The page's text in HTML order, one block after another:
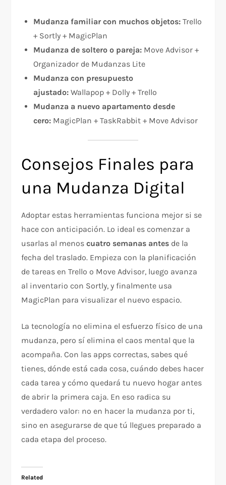
Mudanza familiar con muchos objetos: Trello
+ Sortly + MagicPlan
Mudanza de soltero o pareja: Move Advisor +
Organizador de Mudanzas Lite
Mudanza con presupuesto
ajustado: Wallapop + Dolly + Trello
Mudanza a nuevo apartamento desde
cero: MagicPlan + TaskRabbit + Move Advisor
Consejos Finales para
una Mudanza Digital
Adoptar estas herramientas funciona mejor si se
hace con anticipación. Lo ideal es comenzar a
usarlas al menoscuatro semanas antes de la
fecha del traslado. Empieza con la planificación
de tareas en Trello o Move Advisor, luego avanza
al inventario con Sortly, y finalmente usa
MagicPlan para visualizar el nuevo espacio.
La tecnología no elimina el esfuerzo físico de una
mudanza, pero sí elimina el caos mental que la
acompaña. Con las apps correctas, sabes qué
tienes, dónde está cada cosa, cuándo debes hacer
cada tarea y cómo quedará tu nuevo hogar antes
de abrir la primera caja. En eso radica su
verdadero valor: no en hacer la mudanza por ti,
sino en asegurarse de que tú llegues preparado a
cada etapa del proceso.
Related